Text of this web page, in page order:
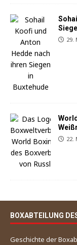
29.
22.
BOXABTEILUNG
Geschichte der